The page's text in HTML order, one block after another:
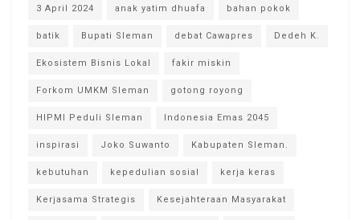
3 April 2024 anak yatim dhuafa bahan pokok
batik Bupati Sleman debat Cawapres Dedeh K.
Ekosistem Bisnis Lokal fakir miskin
Forkom UMKM Sleman gotong royong
HIPMI Peduli Sleman Indonesia Emas 2045
inspirasi Joko Suwanto Kabupaten Sleman.
kebutuhan kepedulian sosial kerja keras
Kerjasama Strategis Kesejahteraan Masyarakat